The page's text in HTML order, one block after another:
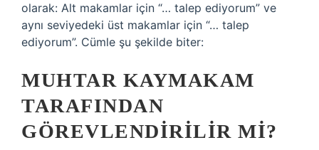
olarak: Alt makamlar için “… talep ediyorum” ve
aynı seviyedeki üst makamlar için “… talep
ediyorum”. Cümle şu şekilde biter:
MUHTAR KAYMAKAM
TARAFINDAN
GÖREVLENDIRILIR MI?